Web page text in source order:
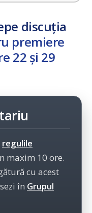
discuția
premiere
22 și 29
regulile
maxim 10 ore.
cu acest
în Grupul